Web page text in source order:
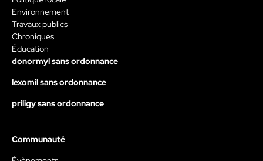
Environnement
Travaux publics
Chroniques
Éducation
donormyl sans ordonnance
lexomil sans ordonnance
priligy sans ordonnance
Communauté